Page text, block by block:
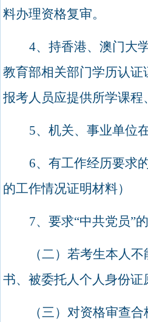
料办理资格复审。
4、持香港、澳门大
教育部相关部门学历认
报考人员应提供所学课
5、机关、事业单位
6、有工作经历要求
的工作情况证明材料）
7、要求“中共党员”
（二）若考生本人
书、被委托人个人身份证
（三）对资格审查